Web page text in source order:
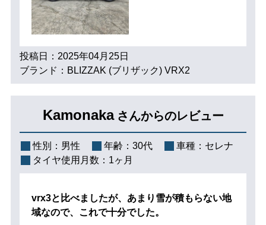
投稿日：2025年04月25日
ブランド：BLIZZAK (ブリザック) VRX2
Kamonaka さんからのレビュー
性別： 男性 年齢： 30代 車種： セレナ
タイヤ使用月数： 1ヶ月
vrx3と比べましたが、あまり雪が積もらない地
域なので、これで十分でした。